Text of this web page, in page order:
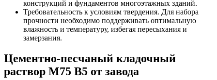
конструкций и фундаментов многоэтажных зданий.
Требовательность к условиям твердения. Для набора
прочности необходимо поддерживать оптимальную
влажность и температуру, избегая пересыхания и
замерзания.
Цементно-песчаный кладочный
раствор М75 B5 от завода